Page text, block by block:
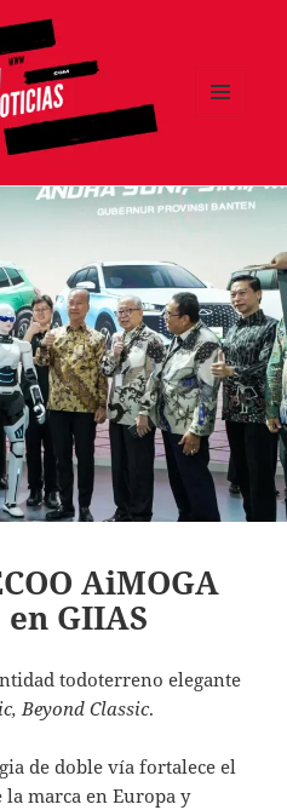
AiMOGA
GIIAS
todoterreno elegante
Beyond Classic.
de doble vía fortalece el
marca en Europa y